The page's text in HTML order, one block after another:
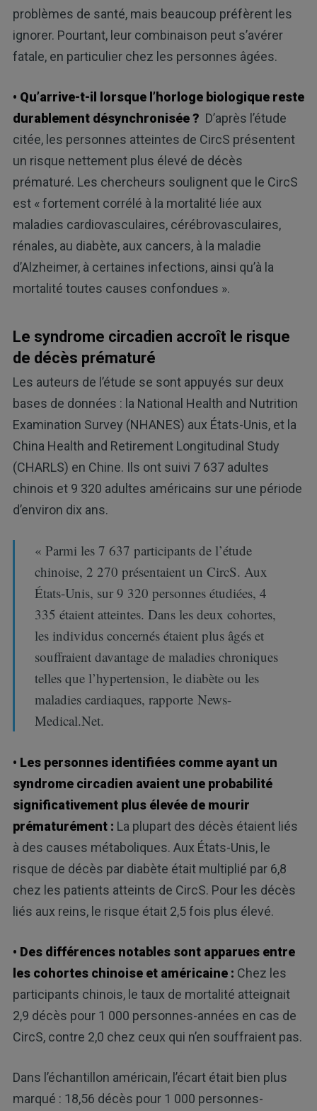
problèmes de santé, mais beaucoup préfèrent les
ignorer. Pourtant, leur combinaison peut s’avérer
fatale, en particulier chez les personnes âgées.
• Qu’arrive-t-il lorsque l’horloge biologique reste
durablement désynchronisée ? D’après l’étude
citée, les personnes atteintes de CircS présentent
un risque nettement plus élevé de décès
prématuré. Les chercheurs soulignent que le CircS
est « fortement corrélé à la mortalité liée aux
maladies cardiovasculaires, cérébrovasculaires,
rénales, au diabète, aux cancers, à la maladie
d’Alzheimer, à certaines infections, ainsi qu’à la
mortalité toutes causes confondues ».
Le syndrome circadien accroît le risque
de décès prématuré
Les auteurs de l’étude se sont appuyés sur deux
bases de données : la National Health and Nutrition
Examination Survey (NHANES) aux États-Unis, et la
China Health and Retirement Longitudinal Study
(CHARLS) en Chine. Ils ont suivi 7 637 adultes
chinois et 9 320 adultes américains sur une période
d’environ dix ans.
« Parmi les 7 637 participants de l’étude
chinoise, 2 270 présentaient un CircS. Aux
États-Unis, sur 9 320 personnes étudiées, 4
335 étaient atteintes. Dans les deux cohortes,
les individus concernés étaient plus âgés et
souffraient davantage de maladies chroniques
telles que l’hypertension, le diabète ou les
maladies cardiaques, rapporte News-
Medical.Net.
• Les personnes identifiées comme ayant un
syndrome circadien avaient une probabilité
significativement plus élevée de mourir
prématurément : La plupart des décès étaient liés
à des causes métaboliques. Aux États-Unis, le
risque de décès par diabète était multiplié par 6,8
chez les patients atteints de CircS. Pour les décès
liés aux reins, le risque était 2,5 fois plus élevé.
• Des différences notables sont apparues entre
les cohortes chinoise et américaine : Chez les
participants chinois, le taux de mortalité atteignait
2,9 décès pour 1 000 personnes-années en cas de
CircS, contre 2,0 chez ceux qui n’en souffraient pas.
Dans l’échantillon américain, l’écart était bien plus
marqué : 18,56 décès pour 1 000 personnes-